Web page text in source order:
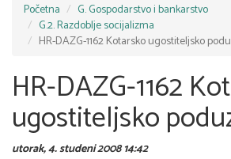
Početna
G. Gospodarstvo i bankarstvo
G.2. Razdoblje socijalizma
HR-DAZG-1162 Kotarsko ugostiteljsko
HR-DAZG-1162
ugostiteljsko
utorak, 4. studeni 2008 14:42